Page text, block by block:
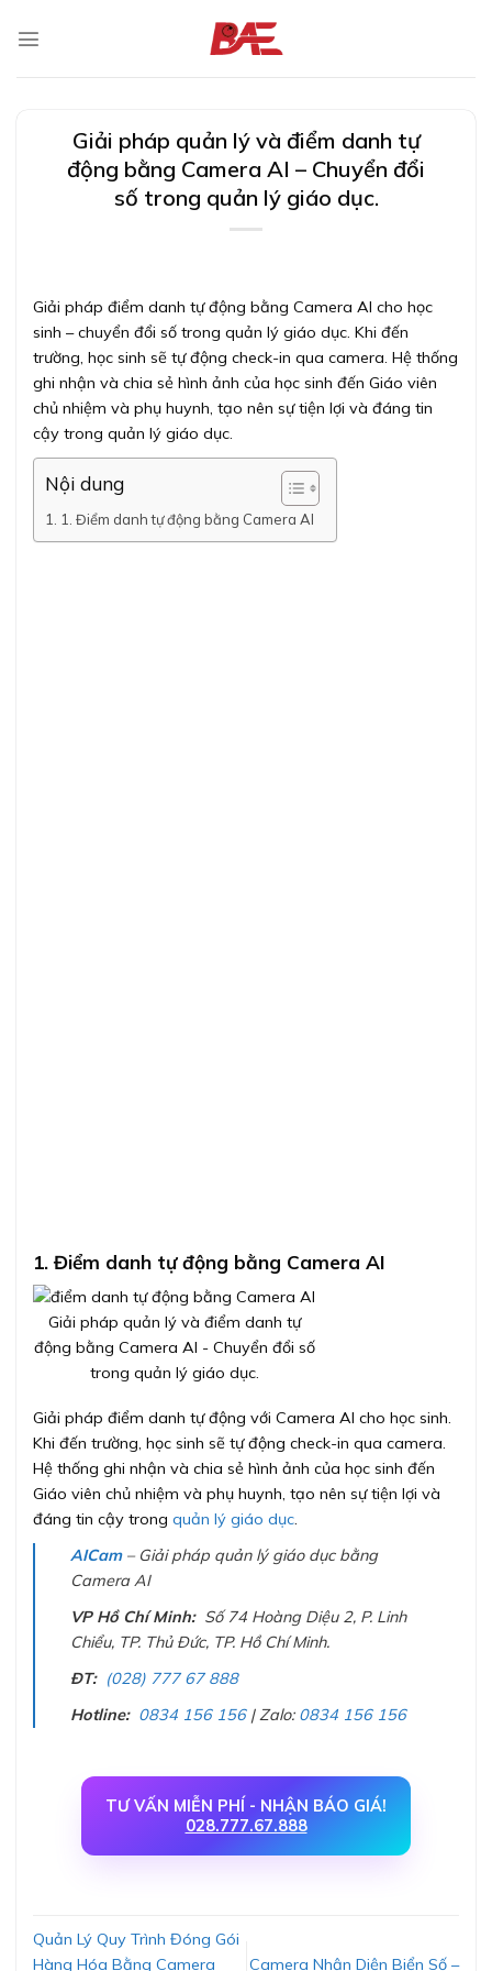
Giải pháp quản lý và điểm danh tự
động bằng Camera AI – Chuyển đổi
số trong quản lý giáo dục.
Giải pháp điểm danh tự động bằng Camera AI cho học
sinh – chuyển đổi số trong quản lý giáo dục. Khi đến
trường, học sinh sẽ tự động check-in qua camera. Hệ thống
ghi nhận và chia sẻ hình ảnh của học sinh đến Giáo viên
chủ nhiệm và phụ huynh, tạo nên sự tiện lợi và đáng tin
cậy trong quản lý giáo dục.
Nội dung
1. Điểm danh tự động bằng Camera AI
1. Điểm danh tự động bằng Camera AI
Giải pháp quản lý và điểm danh tự
động bằng Camera AI - Chuyển đổi số
trong quản lý giáo dục.
Giải pháp điểm danh tự động với Camera AI cho học sinh.
Khi đến trường, học sinh sẽ tự động check-in qua camera.
Hệ thống ghi nhận và chia sẻ hình ảnh của học sinh đến
Giáo viên chủ nhiệm và phụ huynh, tạo nên sự tiện lợi và
đáng tin cậy trong quản lý giáo dục.
AICam – Giải pháp quản lý giáo dục bằng
Camera AI
VP Hồ Chí Minh:Số 74 Hoàng Diệu 2, P. Linh
Chiểu, TP. Thủ Đức, TP. Hồ Chí Minh.
ĐT: (028) 777 67 888
Hotline: 0834 156 156| Zalo: 0834 156 156
TƯ VẤN MIỄN PHÍ - NHẬN BÁO GIÁ!
028.777.67.888
Quản Lý Quy Trình Đóng Gói
Hàng Hóa Bằng Camera
Camera Nhận Diện Biển Số –